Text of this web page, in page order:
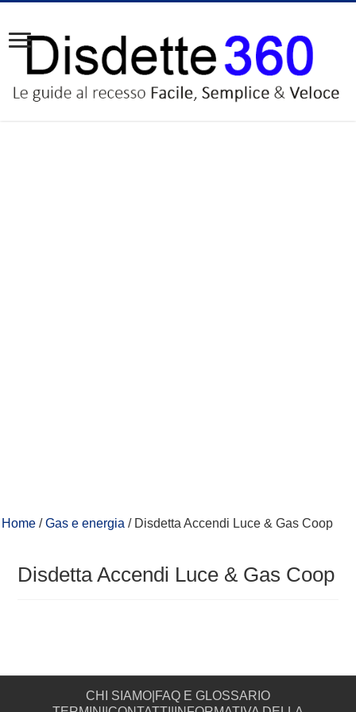
Home /Gas e energia / Disdetta Accendi Luce & Gas Coop
Disdetta Accendi Luce & Gas Coop
CHI SIAMO FAQ E GLOSSARIO